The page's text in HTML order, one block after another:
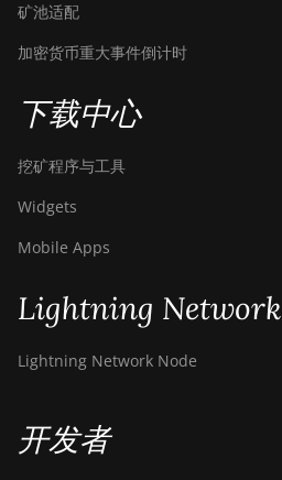
矿池适配
加密货币重大事件倒计时
下载中心
挖矿程序与工具
Widgets
Mobile Apps
Lightning Network
Lightning Network Node
开发者